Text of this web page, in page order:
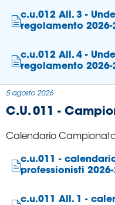
c.u.012 All. 3 -
regolamento 2026-
c.u.012 All. 4 -
regolamento 2026-
C.U. 011 -
Calendario Campionato
c.u.011 -
professionisti 2026-
c.u.011 All. 1 -
5 agosto 2026